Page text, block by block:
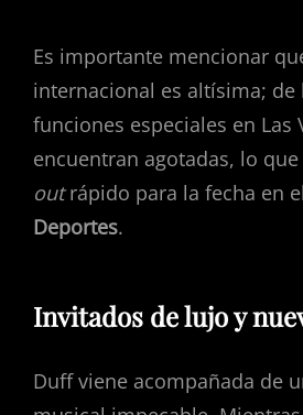
Es importante mencionar
internacional es altísima; de
funciones especiales en Las
encuentran agotadas, lo
outrápido para la fecha en el
Deportes.
Invitados de lujo y
Duff viene acompañada de